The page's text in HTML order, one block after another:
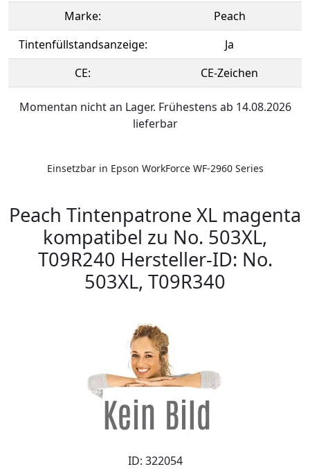
Marke:
Peach
Tintenfüllstandsanzeige:
Ja
CE:
CE-Zeichen
Momentan nicht an Lager. Frühestens ab 14.08.2026
lieferbar
Einsetzbar in Epson WorkForce WF-2960 Series
Peach Tintenpatrone XL magenta
kompatibel zu No. 503XL,
T09R240 Hersteller-ID: No.
503XL, T09R340
ID: 322054